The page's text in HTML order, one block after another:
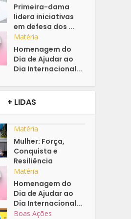
Primeira-dama
lidera iniciativas
em defesa dos ...
Matéria
Homenagem do
Dia de Ajudar ao
Dia Internacional...
+ LIDAS
Matéria
Mulher: Força,
Conquista e
Resiliência
Matéria
Homenagem do
Dia de Ajudar ao
Dia Internacional...
Boas Ações